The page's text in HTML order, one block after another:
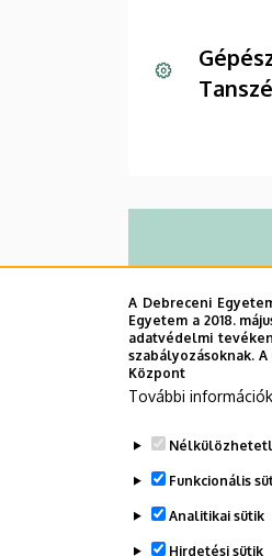
A Debreceni
Egyetem a 2018.
adatvédelmi
szabályozásoknak.
Központ
További információk
Funkcionális
Analitikai sütik
Hirdetési sütik